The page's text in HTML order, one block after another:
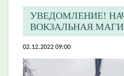
​УВЕДОМЛЕНИЕ!
ВОКЗАЛЬНАЯ
02.12.2022 09:00